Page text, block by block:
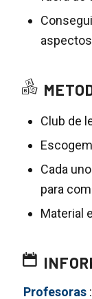
Club de
Cada
para
Material
Profesoras: